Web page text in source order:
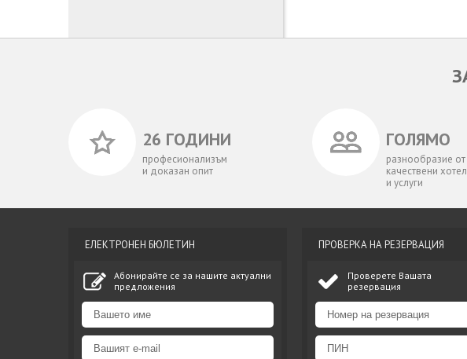
26 ГОДИНИ
професионализъм
и доказан опит
ГОЛЯМО
разнообразие от
качествени
и услуги
ЕЛЕКТРОНЕН БЮЛЕТИН
Абонирайте се за нашите актуални
предложения
ПРОВЕРКА НА РЕЗЕРВАЦИЯ
Проверете Вашата
резервация